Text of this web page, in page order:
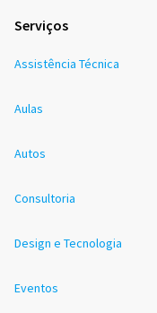
Serviços
Assistência Técnica
Aulas
Autos
Consultoria
Design e Tecnologia
Eventos